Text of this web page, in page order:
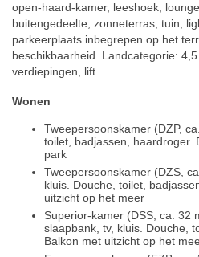
open-haard-kamer, leeshoek,
buitengedeelte, zonneterras, tuin,
parkeerplaats inbegrepen op het
beschikbaarheid. Landcategorie:
verdiepingen, lift.
Wonen
Tweepersoonskamer (DZP,
toilet, badjassen, haardroger.
park
Tweepersoonskamer (DZS,
kluis. Douche, toilet,
uitzicht op het meer
Superior-kamer (DSS, ca. 32
slaapbank, tv, kluis. Douche,
Balkon met uitzicht op het